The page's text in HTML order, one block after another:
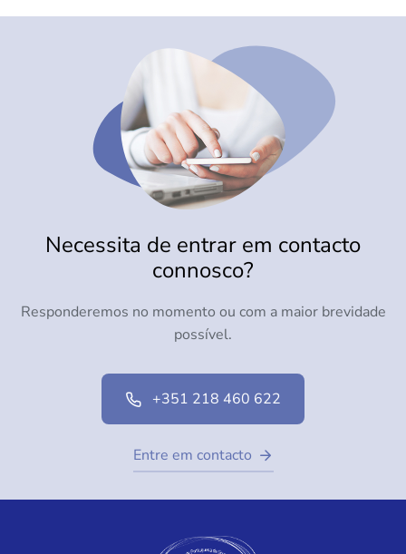
Necessita de entrar em contacto
connosco?
Responderemos no momento ou com a maior brevidade
possível.
+351 218 460 622
Entre em contacto